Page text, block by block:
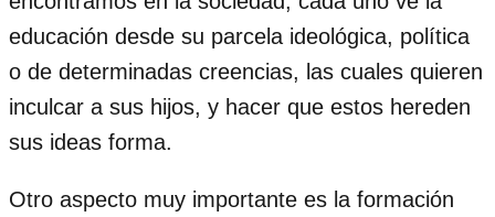
educación desde su parcela ideológica, política
o de determinadas creencias, las cuales quieren
inculcar a sus hijos, y hacer que estos hereden
sus ideas forma.
Otro aspecto muy importante es la formación